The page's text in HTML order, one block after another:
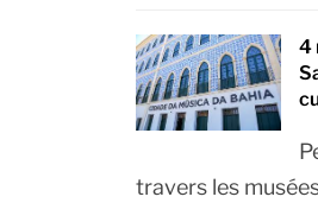
4
travers les